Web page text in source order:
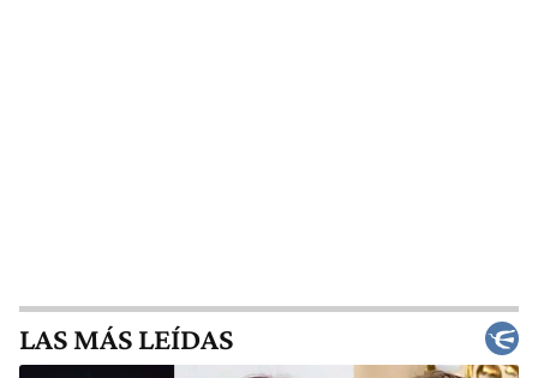
LAS MÁS LEÍDAS